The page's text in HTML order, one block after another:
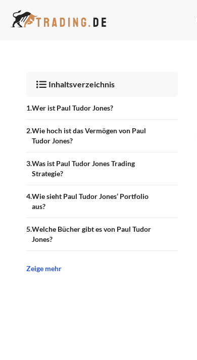
Inhalt
Inhaltsverzeichnis
Wer ist Paul Tudor Jones?
Wie hoch ist das Vermögen von Paul
Tudor Jones?
Was ist Paul Tudor Jones Trading
Strategie?
Wie sieht Paul Tudor Jones’ Portfolio
aus?
Welche Bücher gibt es von Paul Tudor
Jones?
Zeige mehr